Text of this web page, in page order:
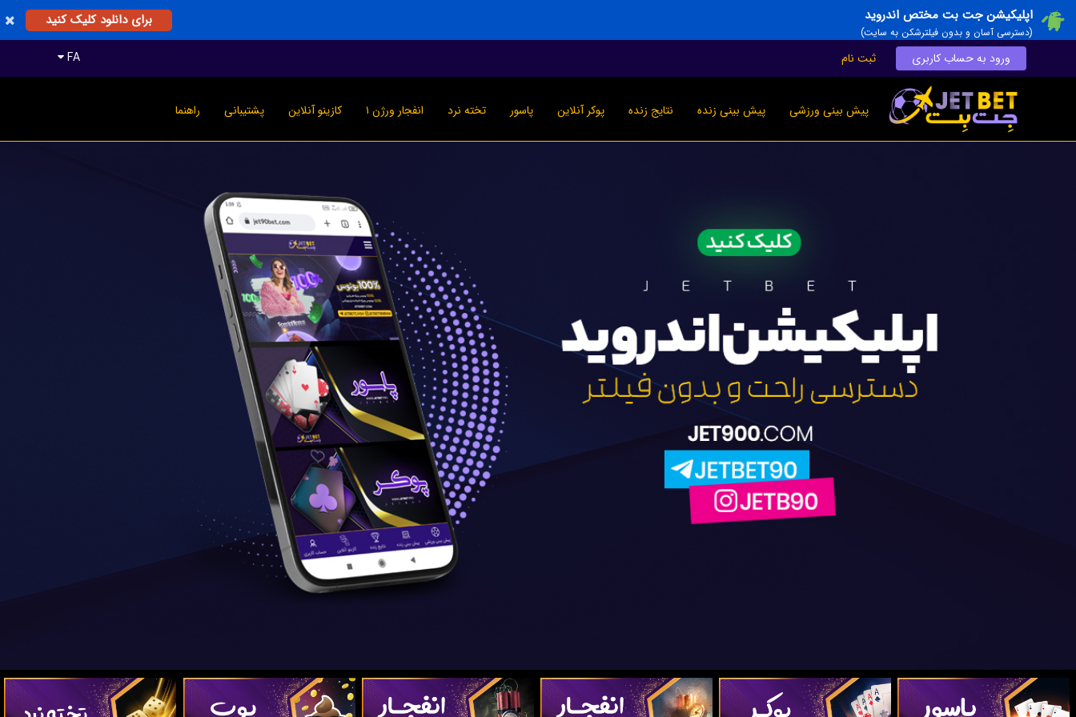
اپلیکیشن جت بت مختص اندروید
(دسترسی آسان و بدون فیلترشکن به سایت)
برای دانلود کلیک کنید
FA ورود به حساب کاربری ثبت نام
پیش بینی ورزشی پیش بینی زنده نتایج زنده پوکر آنلاین پاسور تخته نرد انفجار ورژن ۱ کازینو آنلاین پشتیبانی راهنما